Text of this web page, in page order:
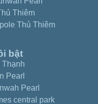
view sông Sài Gòn
tầng thấp view hồ
– full nội thất view
Thiêm
Thủ Thiêm
bật
Thạnh
Pearl
Pearl
central park